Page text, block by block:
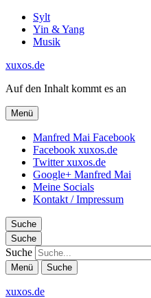
Sylt
Yin & Yang
Musik
xuxos.de
Auf den Inhalt kommt es an
Menü
Manfred Mai Facebook
Facebook xuxos.de
Twitter xuxos.de
Google+ Manfred Mai
Meine Socials
Kontakt / Impressum
Suche
Suche
Suche
Menü Suche
xuxos.de